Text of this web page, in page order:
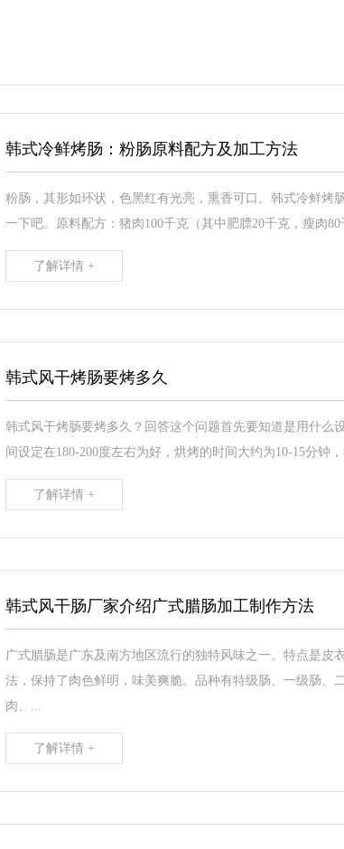
韩式冷鲜烤肠：粉肠原料配方及加工方法
粉肠，其形如环状，色黑红有光亮，熏香可口。韩式冷鲜
一下吧。原料配方：猪肉100千克（其中肥膘20千克，瘦肉
了解详情 +
韩式风干烤肠要烤多久
韩式风干烤肠要烤多久？回答这个问题首先要知道是用什么
间设定在180-200度左右为好，烘烤的时间大约为10-15分钟
了解详情 +
韩式风干肠厂家介绍广式腊肠加工制作方法
广式腊肠是广东及南方地区流行的独特风味之一。特点是
法，保持了肉色鲜明，味美爽脆。品种有特级肠、一级肠
肉、...
了解详情 +